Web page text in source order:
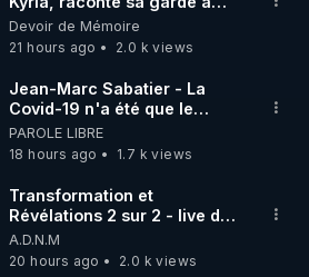
rgnr.li/lechoubrave
l’application de méditation et
:
https://www.envol.app/code
vue musclée. PARTAGEZ!
Devoir de Mémoire
21 hours ago
2.0 k views
Jean-Marc Sabatier - La
Covid-19 n'a été que le
début - L'ARNm & l'ARNm-aa
jusqu où auront-t-il ?
PAROLE LIBRE
18 hours ago
1.7 k views
Transformation et
Révélations 2 sur 2 - live du
07/08/26
A.D.N.M
20 hours ago
2.0 k views